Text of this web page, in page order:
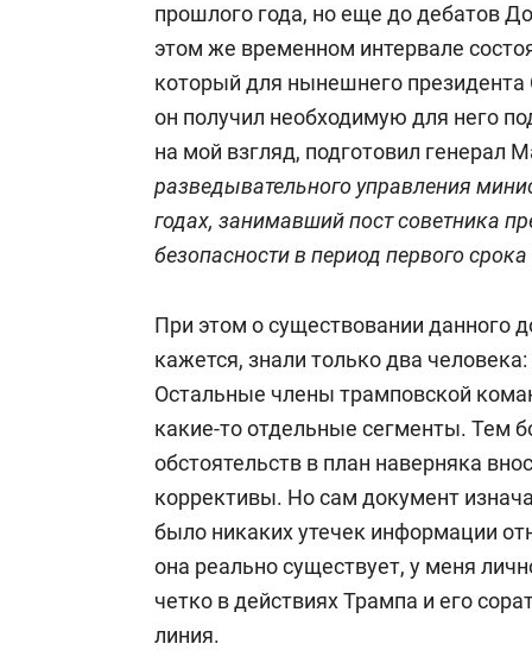
Академии военных наук.
Окончил Орловское военное
ФСО России) и отделение
Начал свою карьеру в КГБ в 1976
информационными потоками в
С 1999 по 2003 год работал
Центральной избирательной
2007-й был пресс-секретарем
прошлого года, но еще до дебатов
этом же временном интервале
который для нынешнего
он получил необходимую для него
на мой взгляд, подготовил генерал
разведывательного управления
годах, занимавший пост советника
безопасности в период первого
При этом о существовании данного
кажется, знали только два
Остальные члены трамповской
какие-то отдельные сегменты. Тем
обстоятельств в план наверняка
коррективы. Но сам документ
было никаких утечек информации
она реально существует, у меня
четко в действиях Трампа и его
линия.